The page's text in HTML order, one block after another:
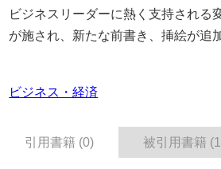
ビジネスリーダーに熱く支持される
が施され、新たな前書き、挿絵が追
ビジネス・経済
引用書籍 (0) 被引用書籍